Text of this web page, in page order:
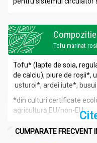
Compozitie
Tofu marinat
Tofu* (lapte de soia,
de calciu), piure de roșii*,
usturoi*, ardei iute*,
*din culturi certificate
agricultură EU/non-EU
CUMPARATE FRECVENT